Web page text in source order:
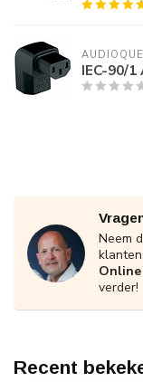
IEC-90/
Neem
verder!
Recent